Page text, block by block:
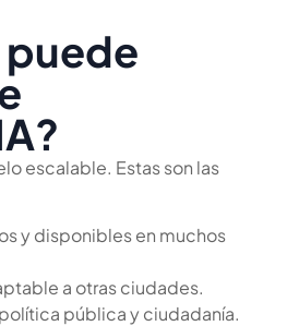
puede
escalable. Estas son las
y disponibles en muchos
a otras ciudades.
pública y ciudadanía.